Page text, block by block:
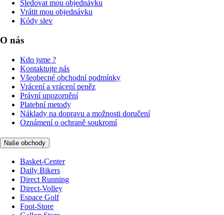
Sledovat mou objednávku
Vrátit mou objednávku
Kódy slev
O nás
Kdo jsme ?
Kontaktujte nás
Všeobecné obchodní podmínky
Vrácení a vrácení peněz
Právní upozornění
Platební metody
Náklady na dopravu a možnosti doručení
Oznámení o ochraně soukromí
Naše obchody
Basket-Center
Daily Bikers
Direct Running
Direct-Volley
Espace Golf
Foot-Store